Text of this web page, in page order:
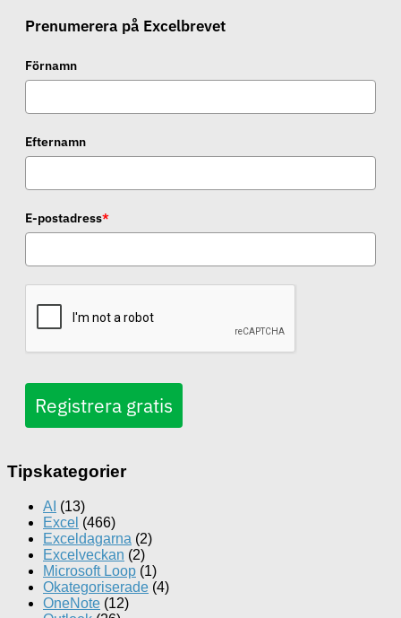
Prenumerera på Excelbrevet
Förnamn
Efternamn
E-postadress*
Registrera gratis
Tipskategorier
AI (13)
Excel (466)
Exceldagarna (2)
Excelveckan (2)
Microsoft Loop (1)
Okategoriserade (4)
OneNote (12)